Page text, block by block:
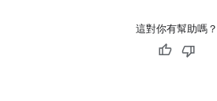
這對你有幫助嗎？